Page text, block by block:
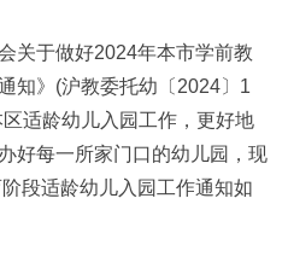
于做好2024年本市学前教
知》(沪教委托幼〔2024〕1
适龄幼儿入园工作，更好地
好每一所家门口的幼儿园，现
段适龄幼儿入园工作通知如